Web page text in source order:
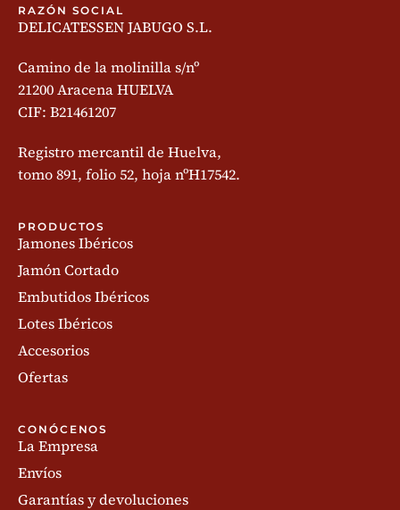
RAZÓN SOCIAL
DELICATESSEN JABUGO S.L.
Camino de la molinilla s/nº
21200 Aracena HUELVA
CIF: B21461207
Registro mercantil de Huelva,
tomo 891, folio 52, hoja nºH17542.
PRODUCTOS
Jamones Ibéricos
Jamón Cortado
Embutidos Ibéricos
Lotes Ibéricos
Accesorios
Ofertas
CONÓCENOS
La Empresa
Envíos
Garantías y devoluciones